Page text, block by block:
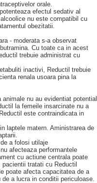
orale.
efectul sedativ al
nu este compatibil cu
obezitatii.
- moderata s-a observat
Cu toate ca in acest
trebuie administrat cu
inactivi, Reductil trebuie
renala usoara pina la
nu au evidentiat potential
la femeile insarcinate nu a
este contraindicata in
laptele matern. Aministrarea de
a folosi utilaje
afecteaza performantele
cu actiune centrala poate
tratati cu Reductil
poate afecta capacitatea de a
a lucra in conditii periculoase.